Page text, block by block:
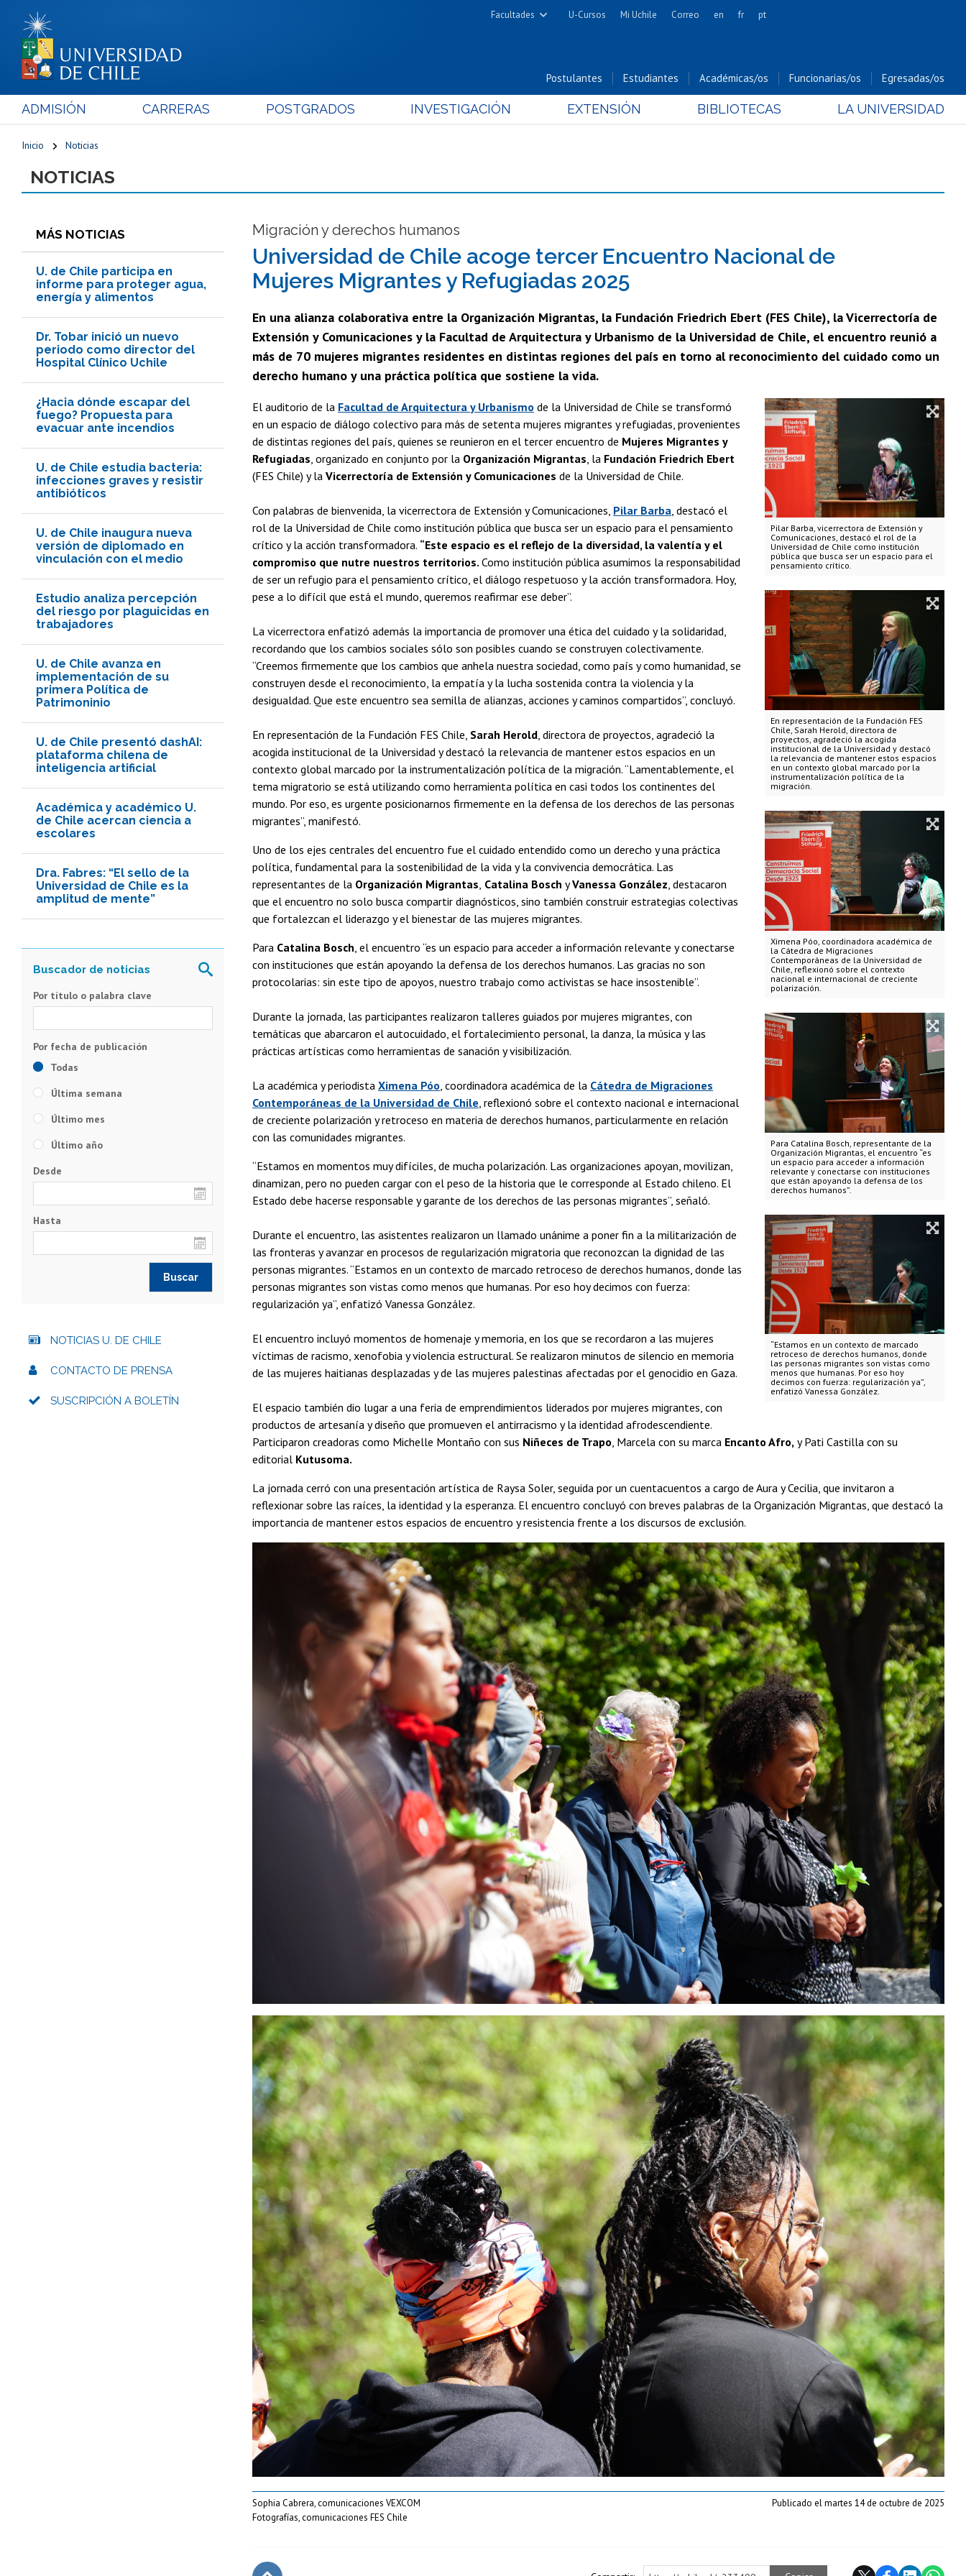
Facultades
Cs. Físicas y Matemáticas
Cs. Forestales y Conservación
Cs. Químicas y Farmacéuticas
Cs. Sociales
Nutrición y Tecnología de
Alimentos
Bachillerato
U-Cursos Mi Uchile Correo en fr pt
Postulantes Estudiantes Académicas/os Funcionarias/os Egresadas/os
ADMISIÓN CARRERAS POSTGRADOS INVESTIGACIÓN EXTENSIÓN BIBLIOTECAS LA UNIVERSIDAD
Inicio Noticias
NOTICIAS
MÁS NOTICIAS
U. de Chile participa en
informe para proteger agua,
energía y alimentos
Dr. Tobar inició un nuevo
periodo como director del
Hospital Clínico Uchile
¿Hacia dónde escapar del
fuego? Propuesta para
evacuar ante incendios
U. de Chile estudia bacteria:
infecciones graves y resistir
antibióticos
U. de Chile inaugura nueva
versión de diplomado en
vinculación con el medio
Estudio analiza percepción
del riesgo por plaguicidas en
trabajadores
U. de Chile avanza en
implementación de su
primera Política de
Patrimoninio
U. de Chile presentó dashAI:
plataforma chilena de
inteligencia artificial
Académica y académico U.
de Chile acercan ciencia a
escolares
Dra. Fabres: “El sello de la
Universidad de Chile es la
amplitud de mente”
Migración y derechos humanos
Universidad de Chile acoge tercer Encuentro Nacional de
Mujeres Migrantes y Refugiadas 2025
En una alianza colaborativa entre la Organización Migrantas, la Fundación Friedrich Ebert (FES Chile), la Vicerrectoría de
Extensión y Comunicaciones y la Facultad de Arquitectura y Urbanismo de la Universidad de Chile, el encuentro reunió a
más de 70 mujeres migrantes residentes en distintas regiones del país en torno al reconocimiento del cuidado como un
derecho humano y una práctica política que sostiene la vida.
Pilar Barba, vicerrectora de Extensión y
Comunicaciones, destacó el rol de la
Universidad de Chile como institución
pública que busca ser un espacio para el
pensamiento crítico.
En representación de la Fundación FES
Chile, Sarah Herold, directora de
proyectos, agradeció la acogida
institucional de la Universidad y destacó
la relevancia de mantener estos espacios
en un contexto global marcado por la
instrumentalización política de la
migración.
Ximena Póo, coordinadora académica de
la Cátedra de Migraciones
Contemporáneas de la Universidad de
Chile, reflexionó sobre el contexto
nacional e internacional de creciente
polarización.
Para Catalina Bosch, representante de la
Organización Migrantas, el encuentro “es
un espacio para acceder a información
relevante y conectarse con instituciones
que están apoyando la defensa de los
derechos humanos”.
“Estamos en un contexto de marcado
retroceso de derechos humanos, donde
las personas migrantes son vistas como
menos que humanas. Por eso hoy
decimos con fuerza: regularización ya”,
enfatizó Vanessa González.
El auditorio de la Facultad de Arquitectura y Urbanismo de la Universidad de Chile se transformó
en un espacio de diálogo colectivo para más de setenta mujeres migrantes y refugiadas, provenientes
de distintas regiones del país, quienes se reunieron en el tercer encuentro de Mujeres Migrantes y
Refugiadas , organizado en conjunto por la Organización Migrantas , la Fundación Friedrich Ebert
(FES Chile) y la Vicerrectoría de Extensión y Comunicaciones de la Universidad de Chile.
Con palabras de bienvenida, la vicerrectora de Extensión y Comunicaciones, Pilar Barba , destacó el
rol de la Universidad de Chile como institución pública que busca ser un espacio para el pensamiento
crítico y la acción transformadora. “Este espacio es el reflejo de la diversidad, la valentía y el
compromiso que nutre nuestros territorios. Como institución pública asumimos la responsabilidad
de ser un refugio para el pensamiento crítico, el diálogo respetuoso y la acción transformadora. Hoy,
pese a lo difícil que está el mundo, queremos reafirmar ese deber”.
La vicerrectora enfatizó además la importancia de promover una ética del cuidado y la solidaridad,
recordando que los cambios sociales sólo son posibles cuando se construyen colectivamente.
“Creemos firmemente que los cambios que anhela nuestra sociedad, como país y como humanidad, se
construyen desde el reconocimiento, la empatía y la lucha sostenida contra la violencia y la
desigualdad. Que este encuentro sea semilla de alianzas, acciones y caminos compartidos”, concluyó.
En representación de la Fundación FES Chile, Sarah Herold , directora de proyectos, agradeció la
acogida institucional de la Universidad y destacó la relevancia de mantener estos espacios en un
contexto global marcado por la instrumentalización política de la migración. “Lamentablemente, el
tema migratorio se está utilizando como herramienta política en casi todos los continentes del
mundo. Por eso, es urgente posicionarnos firmemente en la defensa de los derechos de las personas
migrantes”, manifestó.
Uno de los ejes centrales del encuentro fue el cuidado entendido como un derecho y una práctica
política, fundamental para la sostenibilidad de la vida y la convivencia democrática. Las
representantes de la Organización Migrantas Catalina Bosch yVanessa González , destacaron
que el encuentro no solo busca compartir diagnósticos, sino también construir estrategias colectivas
que fortalezcan el liderazgo y el bienestar de las mujeres migrantes.
Para Catalina Bosch , el encuentro “es un espacio para acceder a información relevante y conectarse
con instituciones que están apoyando la defensa de los derechos humanos. Las gracias no son
protocolarias: sin este tipo de apoyos, nuestro trabajo como activistas se hace insostenible”.
Durante la jornada, las participantes realizaron talleres guiados por mujeres migrantes, con
temáticas que abarcaron el autocuidado, el fortalecimiento personal, la danza, la música y las
prácticas artísticas como herramientas de sanación y visibilización.
La académica y periodista Ximena Póo , coordinadora académica de la Cátedra de Migraciones
Contemporáneas de la Universidad de Chile , reflexionó sobre el contexto nacional e internacional
de creciente polarización y retroceso en materia de derechos humanos, particularmente en relación
con las comunidades migrantes.
“Estamos en momentos muy difíciles, de mucha polarización. Las organizaciones apoyan, movilizan,
dinamizan, pero no pueden cargar con el peso de la historia que le corresponde al Estado chileno. El
Estado debe hacerse responsable y garante de los derechos de las personas migrantes”, señaló.
Durante el encuentro, las asistentes realizaron un llamado unánime a poner fin a la militarización de
las fronteras y avanzar en procesos de regularización migratoria que reconozcan la dignidad de las
personas migrantes. “Estamos en un contexto de marcado retroceso de derechos humanos, donde las
personas migrantes son vistas como menos que humanas. Por eso hoy decimos con fuerza:
regularización ya”, enfatizó Vanessa González.
El encuentro incluyó momentos de homenaje y memoria, en los que se recordaron a las mujeres
víctimas de racismo, xenofobia y violencia estructural. Se realizaron minutos de silencio en memoria
de las mujeres haitianas desplazadas y de las mujeres palestinas afectadas por el genocidio en Gaza.
El espacio también dio lugar a una feria de emprendimientos liderados por mujeres migrantes, con
productos de artesanía y diseño que promueven el antirracismo y la identidad afrodescendiente.
Participaron creadoras como Michelle Montaño con sus Niñeces de Trapo , Marcela con su marca Encanto Afro, y Pati Castilla con su
editorial Kutusoma.
La jornada cerró con una presentación artística de Raysa Soler, seguida por un cuentacuentos a cargo de Aura y Cecilia, que invitaron a
reflexionar sobre las raíces, la identidad y la esperanza. El encuentro concluyó con breves palabras de la Organización Migrantas, que destacó la
importancia de mantener estos espacios de encuentro y resistencia frente a los discursos de exclusión.
Sophia Cabrera, comunicaciones VEXCOM
Fotografías, comunicaciones FES Chile
Publicado el martes 14 de octubre de 2025
Por título o palabra clave
Todas
Última semana
Último mes
Último año
Desde
Hasta
NOTICIAS U. DE CHILE
CONTACTO DE PRENSA
SUSCRIPCIÓN A BOLETÍN